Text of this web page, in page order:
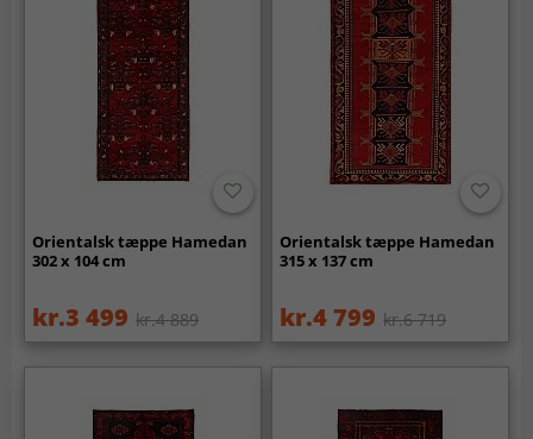
Orientalsk tæppe Hamedan
302 x 104 cm
kr.3 499 kr.4 889
Orientalsk tæppe Hamedan
315 x 137 cm
kr.4 799 kr.6 719